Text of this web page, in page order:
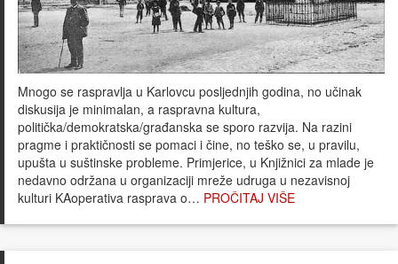
Mnogo se raspravlja u Karlovcu posljednjih godina, no učinak
diskusija je minimalan, a raspravna kultura,
politička/demokratska/građanska se sporo razvija. Na razini
pragme i praktičnosti se pomaci i čine, no teško se, u pravilu,
upušta u suštinske probleme. Primjerice, u Knjižnici za mlade je
nedavno održana u organizaciji mreže udruga u nezavisnoj
kulturi KAoperativa rasprava o… PROČITAJ VIŠE